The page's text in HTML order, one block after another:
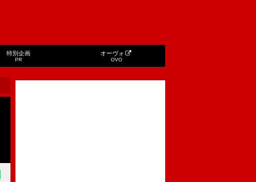
特別企画
PR
オーヴォ
OVO